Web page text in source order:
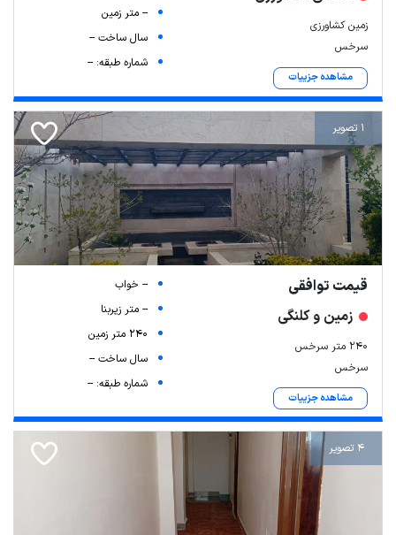
زمین کشاورزی
سرخس
مشاهده جزییات
-- متر زمین
سال ساخت --
شماره طبقه: --
1 تصویر
قیمت توافقی
زمین و کلنگی
۲۴۰ متر سرخس
سرخس
مشاهده جزییات
-- خواب
-- متر زیربنا
240 متر زمین
سال ساخت --
شماره طبقه: --
4 تصویر